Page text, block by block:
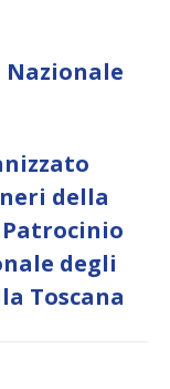
Nazionale
della
degli
Toscana